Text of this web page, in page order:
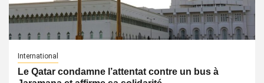
International
Le Qatar condamne l’attentat contre un bus à